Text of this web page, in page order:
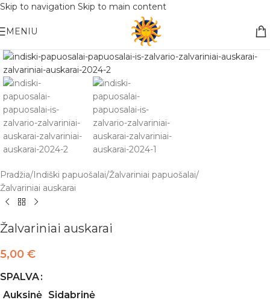
Skip to navigation Skip to main content
Nemokamas pristatymas į paštomatą apsiperkant už 30€!!
MENIU
Pradžia/Indiški papuošalai/Žalvariniai papuošalai/
Žalvariniai auskarai
Žalvariniai auskarai
5,00 €
SPALVA
Auksinė Sidabrinė